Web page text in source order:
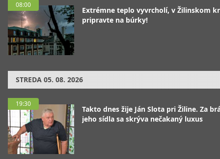
08:00
Extrémne teplo vyvrcholí, v Žilinskom
pripravte na búrky!
STREDA 05. 08. 2026
19:30
Takto dnes žije Ján Slota pri Žiline. Za
jeho sídla sa skrýva nečakaný luxus